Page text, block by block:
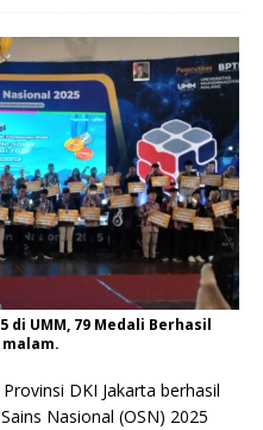
di UMM, 79 Medali Berhasil
malam.
Provinsi DKI Jakarta berhasil
Nasional (OSN) 2025